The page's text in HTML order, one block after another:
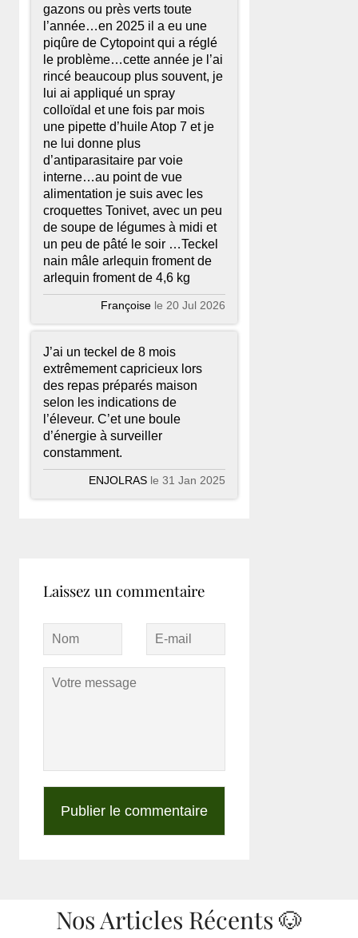
gazons ou près verts toute
l’année…en 2025 il a eu une
piqûre de Cytopoint qui a réglé
le problème…cette année je l’ai
rincé beaucoup plus souvent, je
lui ai appliqué un spray
colloïdal et une fois par mois
une pipette d’huile Atop 7 et je
ne lui donne plus
d’antiparasitaire par voie
interne…au point de vue
alimentation je suis avec les
croquettes Tonivet, avec un peu
de soupe de légumes à midi et
un peu de pâté le soir …Teckel
nain mâle arlequin froment de
arlequin froment de 4,6 kg
Françoise le 20 Jul 2026
J’ai un teckel de 8 mois
extrêmement capricieux lors
des repas préparés maison
selon les indications de
l’éleveur. C’et une boule
d’énergie à surveiller
constamment.
ENJOLRAS le 31 Jan 2025
Laissez un commentaire
Nos Articles Récents 🐶